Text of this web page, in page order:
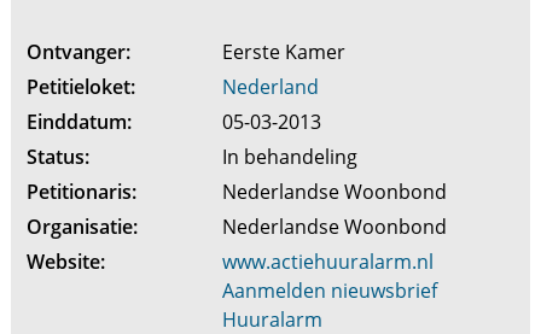
Ontvanger:
Eerste Kamer
Petitieloket:
Nederland
Einddatum:
05-03-2013
Status:
In behandeling
Petitionaris:
Nederlandse Woonbond
Organisatie:
Nederlandse Woonbond
Website:
www.actiehuuralarm.nl
Aanmelden nieuwsbrief
Huuralarm